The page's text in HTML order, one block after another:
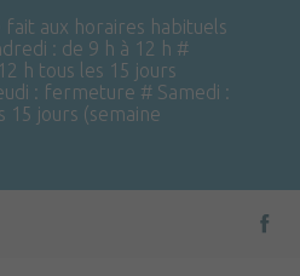
fait aux horaires habituels
: de 9 h à 12 h #
h tous les 15 jours
: fermeture # Samedi :
15 jours (semaine